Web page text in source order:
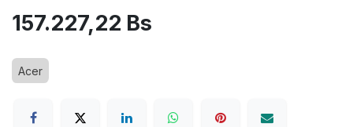
157.227,22 Bs
Acer